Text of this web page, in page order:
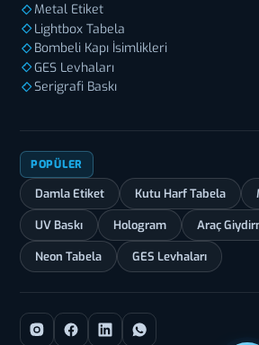
Metal Etiket
Lightbox Tabela
Bombeli Kapı İsimlikleri
GES Levhaları
Serigrafi Baskı
POPÜLER
Damla Etiket Kutu Harf Tabela
UV Baskı Hologram Araç
Neon Tabela GES Levhaları